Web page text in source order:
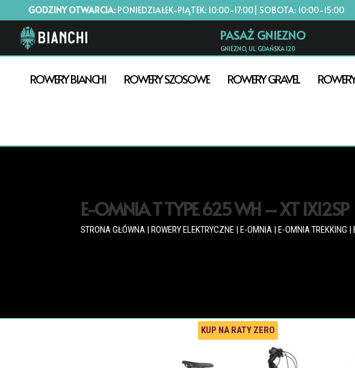
GODZINY OTWARCIA:PONIEDZIAŁEK-PIĄTEK: 10:00-17:00| SOBOTA: 10:00-15:00
PASAŻ GNIEZNO
GNIEZNO, UL. GDAŃSKA 120
ROWERY BIANCHI ROWERY SZOSOWE ROWERY GRAVEL
E-OMNIA T TYPE 625 WH – XT 1X12SP
STRONA GŁÓWNA |ROWERY ELEKTRYCZNE |E-OMNIA |E-OMNIA TREKKING |
KUP NA RATY ZERO